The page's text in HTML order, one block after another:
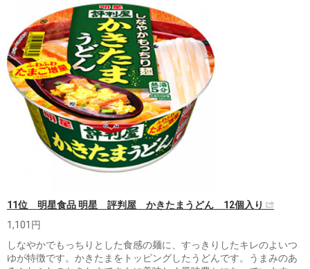
11位 明星食品 明星 評判屋 かきたまうどん 12個入り
1,101円
しなやかでもっちりとした食感の麺に、すっきりしたキレのよいつ
ゆが特徴です。かきたまをトッピングしたうどんです。うまみのあ